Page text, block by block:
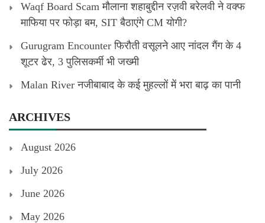
Waqf Board Scam मौलाना शहाबुद्दीन रज़वी बरेलवी ने वक्फ
माफिया पर फोड़ा बम, SIT बैठाएंगे CM योगी?
Gurugram Encounter फिरौती वसूलने आए नांदल गैंग के 4
शूटर ढेर, 3 पुलिसकर्मी भी जख्मी
Malan River नजीबाबाद के कई मुहल्लों में भरा बाढ़ का पानी
ARCHIVES
August 2026
July 2026
June 2026
May 2026